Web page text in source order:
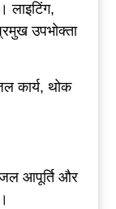
लाइटिंग,
उपभोक्ता
कार्य, थोक
जल आपूर्ति और